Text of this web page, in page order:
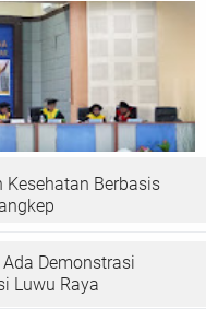
Berbasis
Demonstrasi
Luwu Raya